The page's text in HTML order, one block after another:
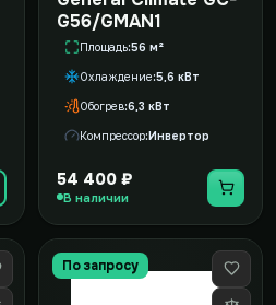
G56/GMAN1
Площадь 56 м²
Охлаждение 5,6 кВт
Обогрев 6,3 кВт
Компрессор Инвертор
54 400 ₽
В наличии
По запросу